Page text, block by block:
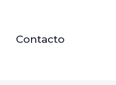
Contacto